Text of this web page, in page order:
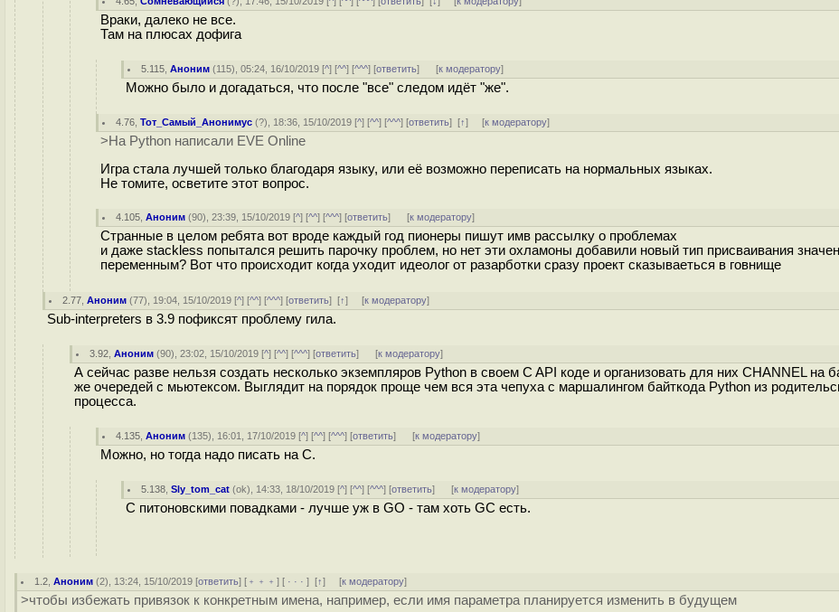
Враки, далеко не все.
Там на плюсах дофига
5.115 ,Аноним (115), 05:24, 16/10/2019 [^] [^^] [^^^] [ответить] [к модератору]
Можно было и догадаться, что после "все" следом идёт "же".
4.76 ,Тот_Самый_Анонимус (?), 18:36, 15/10/2019 [^] [^^] [^^^] [ответить][↑] [к модератору]
>На Python написали EVE Online
Игра стала лучшей только благодаря языку, или её возможно переписать на нормальных языках.
Не томите, осветите этот вопрос.
4.105 ,Аноним (90), 23:39, 15/10/2019 [^] [^^] [^^^] [ответить] [к модератору]
Странные в целом ребята вот вроде каждый год пионеры пишут имв рассылку о проблемах
и даже stackless попытался решить парочку проблем, но нет эти охламоны добавили новый тип присваивания
переменным? Вот что происходит когда уходит идеолог от разарботки сразу проект сказываеться в говнище
2.77 ,Аноним (77), 19:04, 15/10/2019 [^] [^^] [^^^] [ответить][↑] [к модератору]
Sub-interpreters в 3.9 пофиксят проблему гила.
3.92 ,Аноним (90), 23:02, 15/10/2019 [^] [^^] [^^^] [ответить] [к модератору]
А сейчас разве нельзя создать несколько экземпляров Python в своем C API коде и организовать для них CHANNEL на
же очередей с мьютексом. Выглядит на порядок проще чем вся эта чепуха с маршалингом байткода Python из
процесса.
4.135 ,Аноним (135), 16:01, 17/10/2019 [^] [^^] [^^^] [ответить] [к модератору]
Можно, но тогда надо писать на C.
5.138 ,Sly_tom_cat (ok), 14:33, 18/10/2019 [^] [^^] [^^^] [ответить] [к модератору]
С питоновскими повадками - лучше уж в GO - там хоть GC есть.
1.2 ,Аноним (2), 13:24, 15/10/2019 [ответить] [ ﹢﹢﹢] [ · · ·][↑] [к модератору]
>чтобы избежать привязок к конкретным имена, например, если имя параметра планируется изменить в будущем